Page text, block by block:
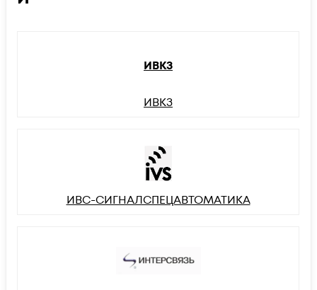
ИВКЗ
ИВКЗ
ИВС-СИГНАЛСПЕЦАВТОМАТИКА